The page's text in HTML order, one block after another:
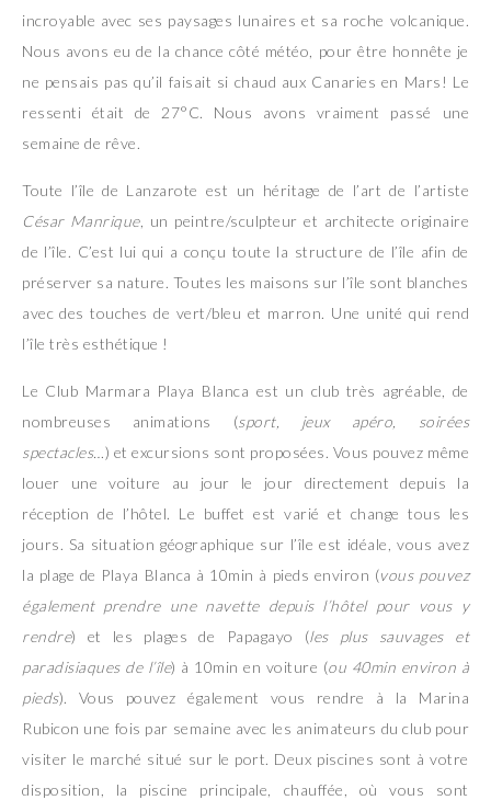
incroyable avec ses paysages lunaires et sa roche volcanique.
Nous avons eu de la chance côté météo, pour être honnête je
ne pensais pas qu’il faisait si chaud aux Canaries en Mars! Le
ressenti était de 27°C. Nous avons vraiment passé une
semaine de rêve.
Toute l’île de Lanzarote est un héritage de l’art de l’artiste
César Manrique, un peintre/sculpteur et architecte originaire
de l’île. C’est lui qui a conçu toute la structure de l’île afin de
préserver sa nature. Toutes les maisons sur l’île sont blanches
avec des touches de vert/bleu et marron. Une unité qui rend
l’île très esthétique !
Le Club Marmara Playa Blanca est un club très agréable, de
nombreuses animations (sport, jeux apéro, soirées
spectacles… ) et excursions sont proposées. Vous pouvez même
louer une voiture au jour le jour directement depuis la
réception de l’hôtel. Le buffet est varié et change tous les
jours. Sa situation géographique sur l’île est idéale, vous avez
la plage de Playa Blanca à 10min à pieds environ (vous pouvez
également prendre une navette depuis l’hôtel pour vous y
rendre) et les plages de Papagayo (les plus sauvages et
paradisiaques de l’île) à 10min en voiture (ou 40min environ à
pieds). Vous pouvez également vous rendre à la Marina
Rubicon une fois par semaine avec les animateurs du club pour
visiter le marché situé sur le port. Deux piscines sont à votre
disposition, la piscine principale, chauffée, où vous sont